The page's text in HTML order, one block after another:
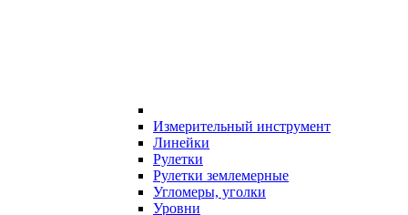
Измерительный инструмент
Линейки
Рулетки
Рулетки землемерные
Угломеры, уголки
Уровни